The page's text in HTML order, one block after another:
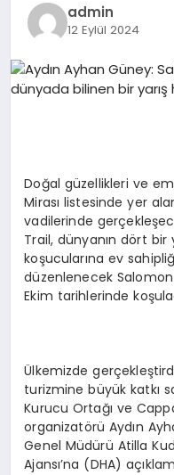
SIYASET
MAGAZIN
DÜNYA
SAĞLIK
EĞITIM
admin
12 Eylül 2024
Doğal güzellikleri ve
Mirası listesinde yer
vadilerinde
Trail, dünyanın dört
koşucularına ev
düzenlenecek
Ekim tarihlerinde
Ülkemizde
turizmine büyük katkı
Kurucu Ortağı ve
organizatörü Aydın
Genel Müdürü Atilla
Ajansı’na (DHA)